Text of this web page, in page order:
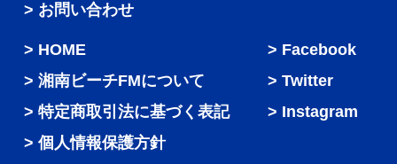
> お問い合わせ
HOME
湘南ビーチFMについて
特定商取引法に基づく表記
個人情報保護方針
Facebook
Twitter
Instagram